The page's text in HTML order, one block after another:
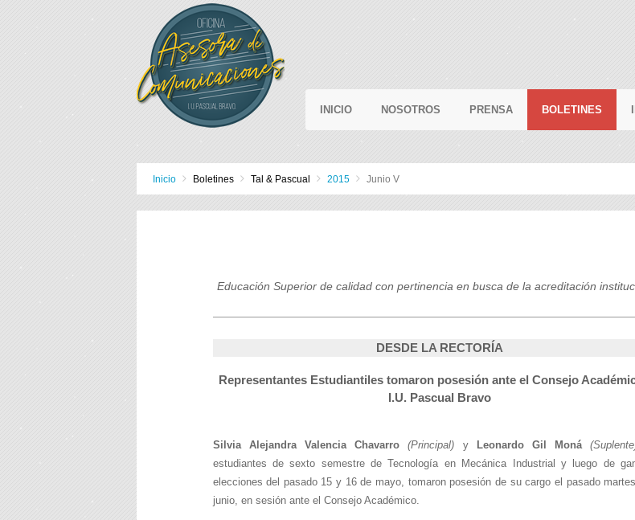
INICIO NOSOTROS PRENSA BOLETINES
Inicio Boletines Tal & Pascual 2015 Junio V
Educación Superior de calidad con pertinencia en busca de la acreditación
DESDE LA RECTORÍA
Representantes Estudiantiles tomaron posesión ante el Consejo
I.U. Pascual Bravo
Silvia Alejandra Valencia Chavarro (Principal) y Leonardo Gil Moná
estudiantes de sexto semestre de Tecnología en Mecánica Industrial y luego de
elecciones del pasado 15 y 16 de mayo, tomaron posesión de su cargo el pasado
junio, en sesión ante el Consejo Académico.